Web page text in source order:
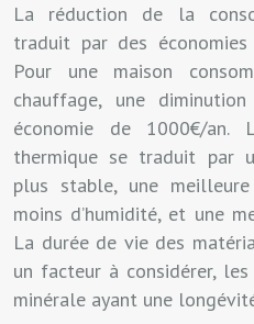
La réduction de la
traduit par des
Pour une maison
chauffage, une
économie de 1000€/an.
thermique se traduit par
plus stable, une
moins d’humidité, et une
La durée de vie des
un facteur à considérer,
minérale ayant une